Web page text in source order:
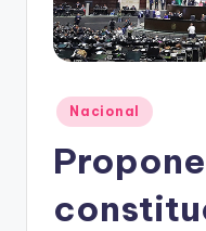
rr
Publicado
en
Nacional